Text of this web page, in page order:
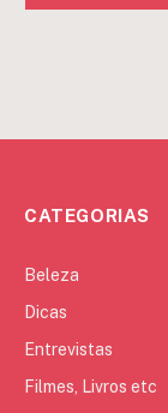
CATEGORIAS
Beleza
Dicas
Entrevistas
Filmes, Livros etc